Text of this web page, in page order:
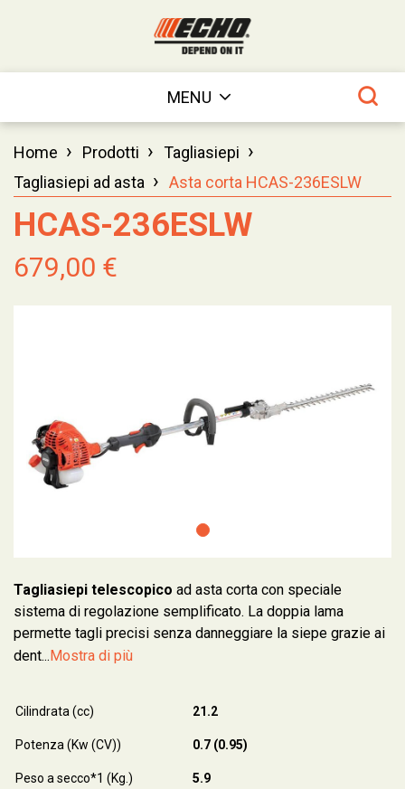
MENU
Home › Prodotti › Tagliasiepi ›
Tagliasiepi ad asta › Asta corta HCAS-236ESLW
HCAS-236ESLW
679,00 €
Tagliasiepi telescopico ad asta corta con speciale
sistema di regolazione semplificato. La doppia lama
permette tagli precisi senza danneggiare la siepe grazie ai
dent... Mostra di più
Cilindrata (cc) 21.2
Potenza (Kw (CV)) 0.7 (0.95)
Peso a secco*1 (Kg.) 5.9